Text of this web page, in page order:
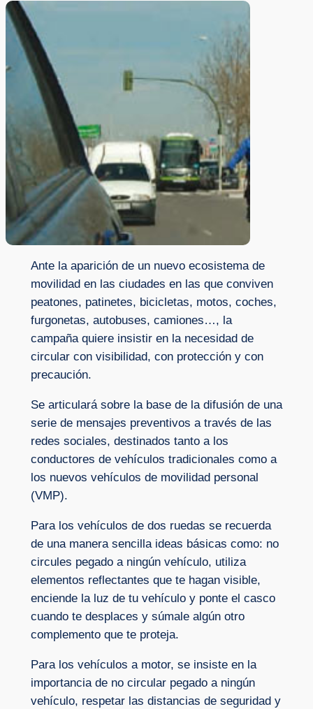
Ante la aparición de un nuevo ecosistema de
movilidad en las ciudades en las que conviven
peatones, patinetes, bicicletas, motos, coches,
furgonetas, autobuses, camiones…, la
campaña quiere insistir en la necesidad de
circular con visibilidad, con protección y con
precaución.
Se articulará sobre la base de la difusión de una
serie de mensajes preventivos a través de las
redes sociales, destinados tanto a los
conductores de vehículos tradicionales como a
los nuevos vehículos de movilidad personal
(VMP).
Para los vehículos de dos ruedas se recuerda
de una manera sencilla ideas básicas como: no
circules pegado a ningún vehículo, utiliza
elementos reflectantes que te hagan visible,
enciende la luz de tu vehículo y ponte el casco
cuando te desplaces y súmale algún otro
complemento que te proteja.
Para los vehículos a motor, se insiste en la
importancia de no circular pegado a ningún
vehículo, respetar las distancias de seguridad y